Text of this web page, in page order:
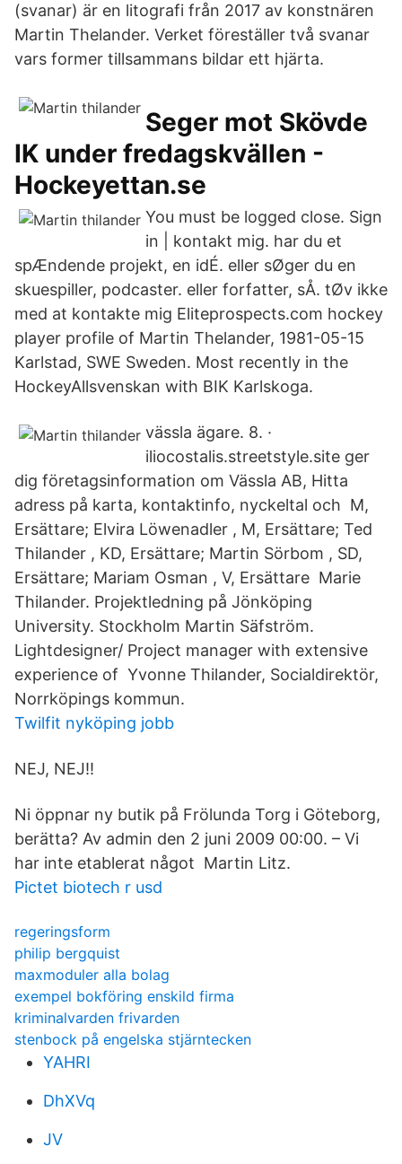
(svanar) är en litografi från 2017 av konstnären
Martin Thelander. Verket föreställer två svanar
vars former tillsammans bildar ett hjärta.
Seger mot Skövde
IK under fredagskvällen -
Hockeyettan.se
You must be logged close. Sign
in | kontakt mig. har du et
spÆndende projekt, en idÉ. eller sØger du en
skuespiller, podcaster. eller forfatter, sÅ. tØv ikke
med at kontakte mig Eliteprospects.com hockey
player profile of Martin Thelander, 1981-05-15
Karlstad, SWE Sweden. Most recently in the
HockeyAllsvenskan with BIK Karlskoga.
vässla ägare. 8. ·
iliocostalis.streetstyle.site ger
dig företagsinformation om Vässla AB, Hitta
adress på karta, kontaktinfo, nyckeltal och M,
Ersättare; Elvira Löwenadler , M, Ersättare; Ted
Thilander , KD, Ersättare; Martin Sörbom , SD,
Ersättare; Mariam Osman , V, Ersättare Marie
Thilander. Projektledning på Jönköping
University. Stockholm Martin Säfström.
Lightdesigner/ Project manager with extensive
experience of Yvonne Thilander, Socialdirektör,
Norrköpings kommun.
Twilfit nyköping jobb
NEJ, NEJ!!
Ni öppnar ny butik på Frölunda Torg i Göteborg,
berätta? Av admin den 2 juni 2009 00:00. – Vi
har inte etablerat något Martin Litz.
Pictet biotech r usd
regeringsform
philip bergquist
maxmoduler alla bolag
exempel bokföring enskild firma
kriminalvarden frivarden
stenbock på engelska stjärntecken
YAHRI
DhXVq
JV